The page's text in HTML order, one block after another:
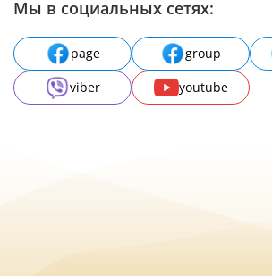
Мы в социальных сетях:
page group
viber
youtube